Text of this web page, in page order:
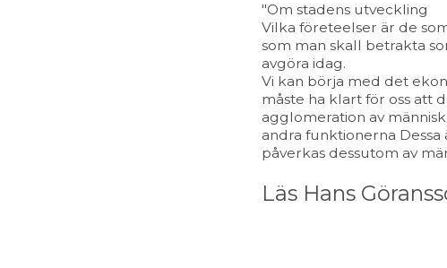
"Om stadens utveckling
Vilka företeelser är de
som man skall betrakta
avgöra idag.
Vi kan börja med det
måste ha klart för oss att
agglomeration av
andra funktionerna
påverkas dessutom av
Läs Hans